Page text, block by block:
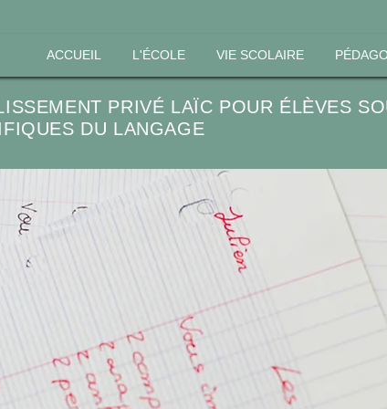
ACCUEIL L'ÉCOLE VIE SCOLAIRE
PRIVÉ LAÏC POUR ÉLÈVES
DU LANGAGE